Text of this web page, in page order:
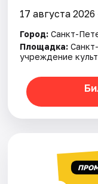
17 августа 2026
Город: Санкт-
Площадка:
учреждение